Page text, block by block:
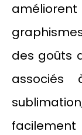
améliorent
des goûts
associés
facilement